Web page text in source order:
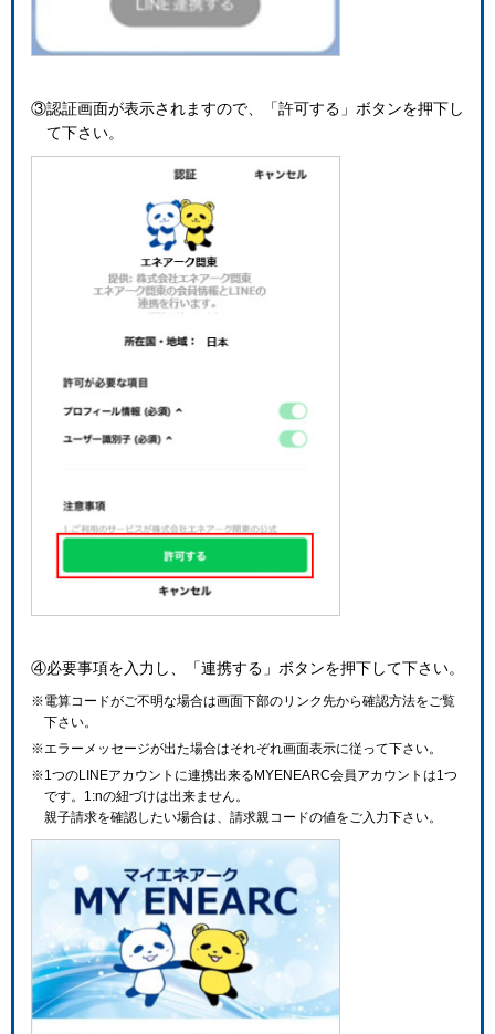
③認証画面が表示されますので、「許可する」ボタンを押下し
て下さい。
④必要事項を入力し、「連携する」ボタンを押下して下さい。
※電算コードがご不明な場合は画面下部のリンク先から確認方法をご覧
下さい。
※エラーメッセージが出た場合はそれぞれ画面表示に従って下さい。
※1つのLINEアカウントに連携出来るMYENEARC会員アカウントは1つ
です。1:nの紐づけは出来ません。
親子請求を確認したい場合は、請求親コードの値をご入力下さい。